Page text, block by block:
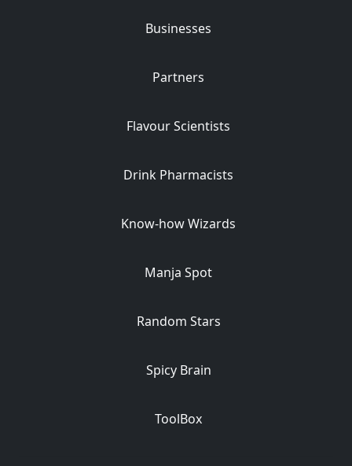
Businesses
Partners
Flavour Scientists
Drink Pharmacists
Know-how Wizards
Manja Spot
Random Stars
Spicy Brain
ToolBox